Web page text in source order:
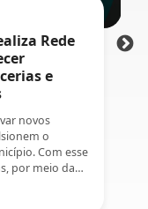
Rede
e
novos
o
Com esse
por meio da
feira (11) a